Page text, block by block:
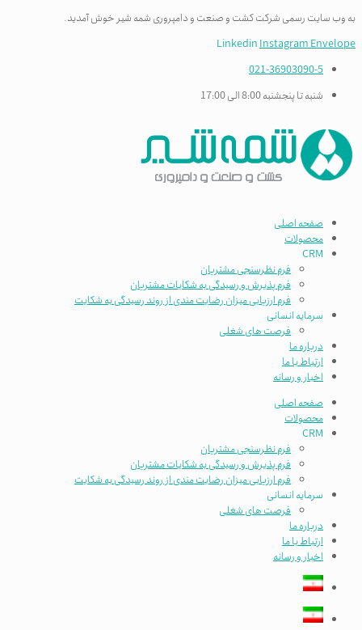
به وب سایت رسمی شرکت کشت و صنعت و دامپروری شمه شیر خوش آمدید.
LinkedinInstagramEnvelope
021-36903090-5
شنبه تا پنجشنبه 8:00 الی 17:00
صفحه اصلی
محصولات
CRM
فرم نظرسنجی مشتریان
فرم پذیرش و رسیدگی به شکایات مشتریان
فرم ارزیابی میزان رضایت مندی از روند رسیدگی به شکایت
سرمایه انسانی
فرصت های شغلی
درباره ما
ارتباط با ما
اخبار و رسانه
صفحه اصلی
محصولات
CRM
فرم نظرسنجی مشتریان
فرم پذیرش و رسیدگی به شکایات مشتریان
فرم ارزیابی میزان رضایت مندی از روند رسیدگی به شکایت
سرمایه انسانی
فرصت های شغلی
درباره ما
ارتباط با ما
اخبار و رسانه